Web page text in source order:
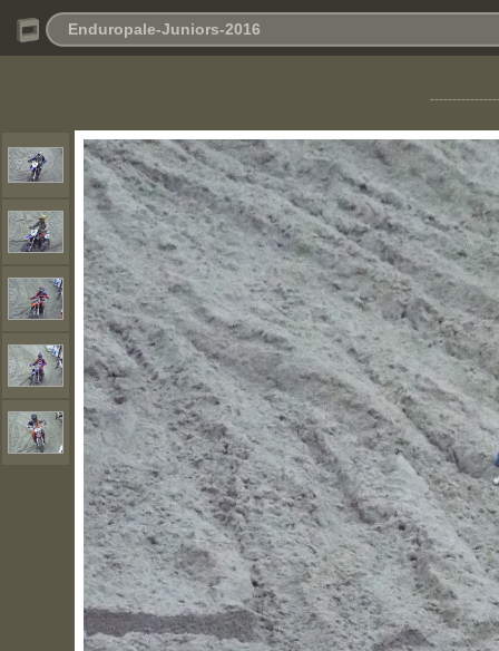
Enduropale-Juniors-2016